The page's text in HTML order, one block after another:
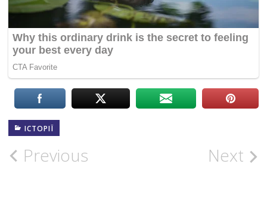
ІСТОРІЇ
Post
Previous Next